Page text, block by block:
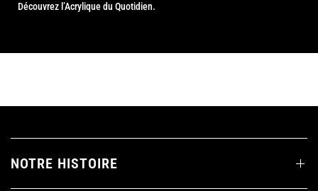
Découvrez l’Acrylique du Quotidien.
NOTRE HISTOIRE